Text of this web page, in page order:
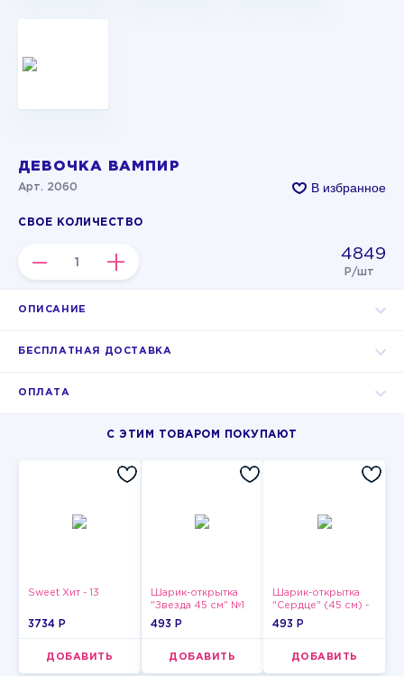
ДЕВОЧКА ВАМПИР
Арт. 2060 В избранное
СВОЕ КОЛИЧЕСТВО
– + 4849
Р/шт
ОПИСАНИЕ
БЕСПЛАТНАЯ ДОСТАВКА
ОПЛАТА
С ЭТИМ ТОВАРОМ ПОКУПАЮТ
Sweet Хит - 13
3734 P
ДОБАВИТЬ
Шарик-открытка
"Звезда 45 см" №1
493 P
ДОБАВИТЬ
Шарик-открытка
"Сердце" (45 см) -
2
493 P
ДОБАВИТЬ